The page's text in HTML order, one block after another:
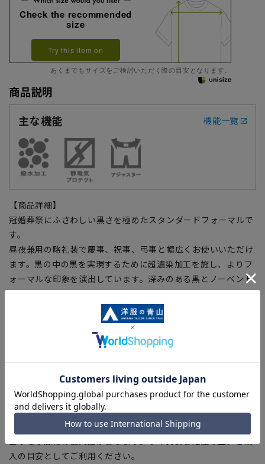
Check the recommended
size
Try this item on
あくまでもサイズをご検討いただく際の目安となります。
商品説明
主な機能
機能一覧
【商品詳細】
冠婚葬祭にふさわしい黒さを極めたスタンダードフォーマルで
す。
昼夜兼用の略礼装で慶事、祝事、弔事と幅広くお使いいただけ
ます。黒の中の黒を実現するために超濃染加工を施し、よりフ
ォーマルな印象を演出しています。深みのある黒とノーベント
をはじめとするフォーマル仕様のデザイン。しなやかな風合い
と、きめが細かく美しい素材感を際立たせるREGALならでは
のソフトなシルエット。上着は手縫い風のAMFステッチや高級
感のある台場仕立て。スラックスにアジャスターを施すなど、
【シルエット】《ゆったり》 (当社比)
【商品に関するご注意】
■ゆとり感には個人差があります。サイズ表を確認の上、ご購
入の目安としてご利用ください。